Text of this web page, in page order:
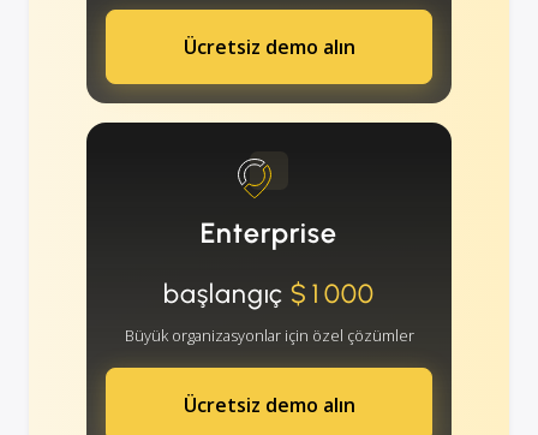
Ücretsiz demo alın
Enterprise
başlangıç$1000
Büyük organizasyonlar için özel çözümler
Ücretsiz demo alın